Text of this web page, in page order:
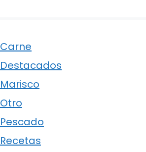
Carne
Destacados
Marisco
Otro
Pescado
Recetas